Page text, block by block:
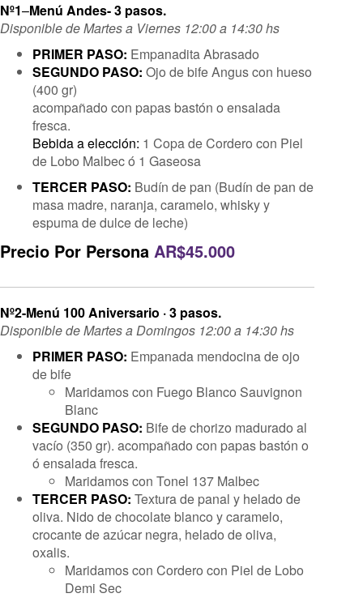
Nº1–Menú Andes- 3 pasos.
Disponible de Martes a Viernes 12:00 a 14:30 hs
PRIMER PASO: Empanadita Abrasado
SEGUNDO PASO: Ojo de bife Angus con hueso
(400 gr)
acompañado con papas bastón o ensalada
fresca.
Bebida a elección: 1 Copa de Cordero con Piel
de Lobo Malbec ó 1 Gaseosa
TERCER PASO: Budín de pan (Budín de pan de
masa madre, naranja, caramelo, whisky y
espuma de dulce de leche)
Precio Por Persona AR$45.000
Nº2-Menú 100 Aniversario · 3 pasos.
Disponible de Martes a Domingos 12:00 a 14:30 hs
PRIMER PASO: Empanada mendocina de ojo
de bife
Maridamos con Fuego Blanco Sauvignon
Blanc
SEGUNDO PASO: Bife de chorizo madurado al
vacío (350 gr). acompañado con papas bastón o
ó ensalada fresca.
Maridamos con Tonel 137 Malbec
TERCER PASO: Textura de panal y helado de
oliva. Nido de chocolate blanco y caramelo,
crocante de azúcar negra, helado de oliva,
oxalis.
Maridamos con Cordero con Piel de Lobo
Demi Sec